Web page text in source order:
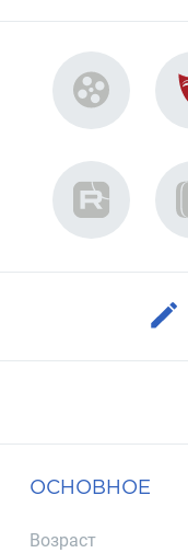
ОСНОВНОЕ
Возраст